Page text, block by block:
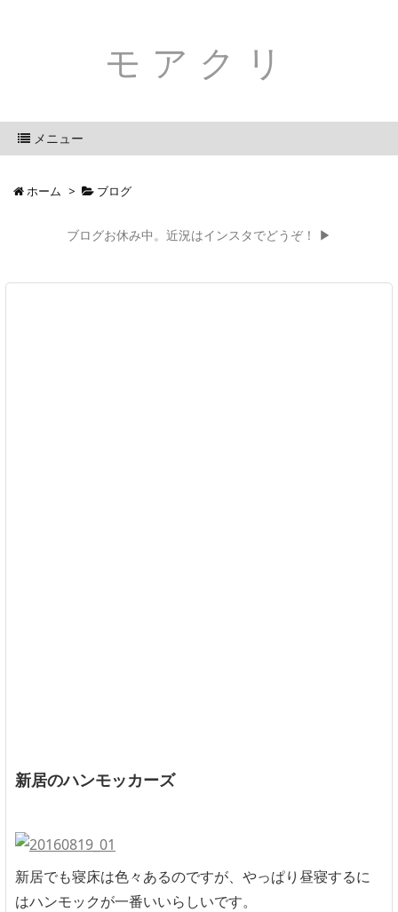
モアクリ
メニュー
ホーム > ブログ
ブログお休み中。近況はインスタでどうぞ！ ▶
新居のハンモッカーズ
新居でも寝床は色々あるのですが、やっぱり昼寝するに
はハンモックが一番いいらしいです。